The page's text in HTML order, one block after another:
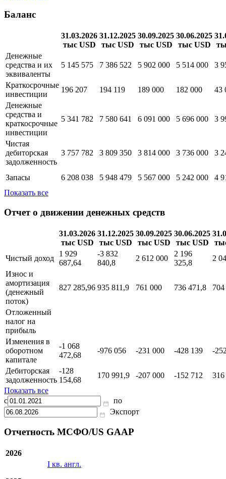
Баланс
31.03.2026
тыс USD
31.12.2025
тыс USD
30.09.2025
тыс USD
30.06.2025
тыс USD
Денежные
средства и их
эквиваленты
5 145 575 7 386 522 5 902 000 5 514 000 3
Краткосрочные
инвестиции
196 207 194 119 189 000 182 000
43
Денежные
средства и
краткосрочные
инвестиции
5 341 782 7 580 641 6 091 000 5 696 000 3
Чистая
дебиторская
задолженность
3 757 782 3 809 350 3 814 000 3 736 000 3
Запасы 6 208 038 5 948 479 5 567 000 5 242 000
4
Показать все
Отчет о движении денежных средств
31.03.2026
тыс USD
31.12.2025
тыс USD
30.09.2025
тыс USD
30.06.2025
тыс USD
Чистый доход
1 929
687,64
-3 832
840,8
2 612 000
2 196
325,8
2
Износ и
амортизация
(денежный
поток)
827 285,96 935 811,9 761 000 736 471,8
Отложенный
налог на
прибыль
Изменения в
оборотном
капитале
-1 068
472,68
-976 056 -231 000 -428 139 -
Дебиторская
задолженность
-128
154,68
170 991,9 -207 000 -152 712
316
Показать все
с
по
Экспорт
Отчетность МСФО/US GAAP
2026
I кв. англ.